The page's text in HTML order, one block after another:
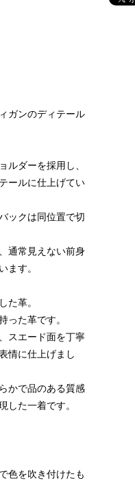
ガンのディテール
ルダーを採用し、
ールに仕上げてい
ックは同位置で切
通常見えない前身
ます。
た革。
った革です。
スエード面を丁寧
情に仕上げまし
かで品のある質感
した一着です。
色を吹き付けたも